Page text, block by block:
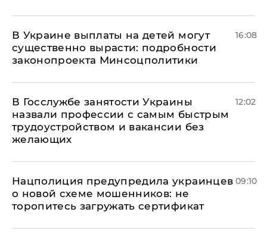
В Украине выплаты на детей могут
существенно вырасти: подробности
законопроекта Минсоцполитики
16:08
В Госслужбе занятости Украины
назвали профессии с самым быстрым
трудоустройством и вакансии без
желающих
12:02
Нацполиция предупредила украинцев
о новой схеме мошенников: не
торопитесь загружать сертификат
09:10